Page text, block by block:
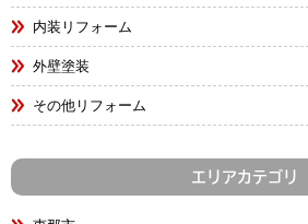
内装リフォーム
外壁塗装
その他リフォーム
エリアカテゴリ